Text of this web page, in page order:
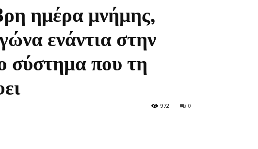
ημέρα μνήμης,
ενάντια στην
σύστημα που τη
0
972